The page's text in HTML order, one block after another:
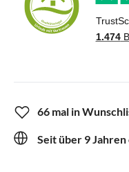
66 mal in
Seit über 9 Jahren